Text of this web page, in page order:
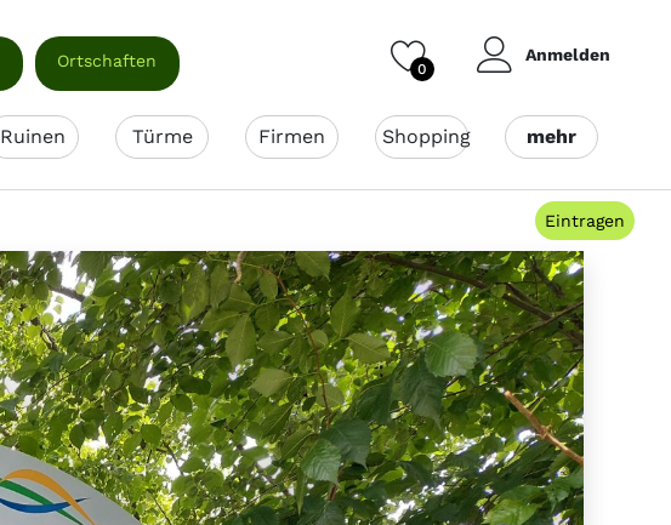
Ortschaften 0
Anmelden
Ruinen Türme Firmen Shopping mehr
Eintragen